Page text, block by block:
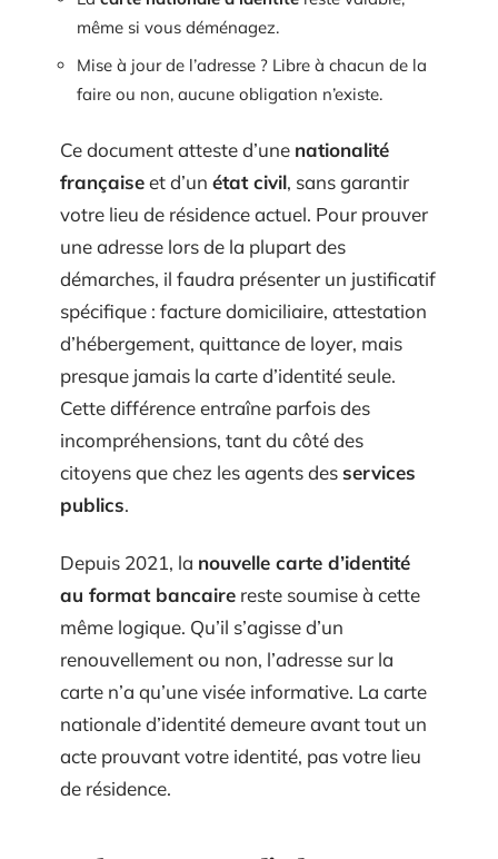
même si vous déménagez.
Mise à jour de l’adresse ? Libre à chacun de la
faire ou non, aucune obligation n’existe.
Ce document atteste d’une nationalité
françaiseet d’un état civil, sans garantir
votre lieu de résidence actuel. Pour prouver
une adresse lors de la plupart des
démarches, il faudra présenter un justificatif
spécifique : facture domiciliaire, attestation
d’hébergement, quittance de loyer, mais
presque jamais la carte d’identité seule.
Cette différence entraîne parfois des
incompréhensions, tant du côté des
citoyens que chez les agents desservices
publics.
Depuis 2021, la nouvelle carte d’identité
au format bancaire reste soumise à cette
même logique. Qu’il s’agisse d’un
renouvellement ou non, l’adresse sur la
carte n’a qu’une visée informative. La carte
nationale d’identité demeure avant tout un
acte prouvant votre identité, pas votre lieu
de résidence.